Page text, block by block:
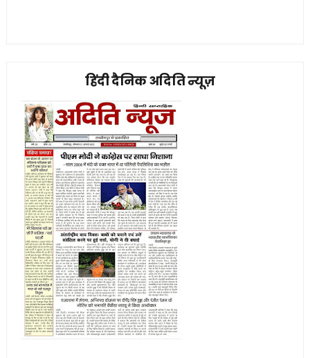
हिंदी दैनिक अदिति न्यूज़